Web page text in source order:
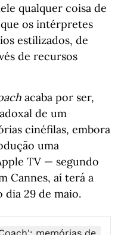
qualquer coisa de
os intérpretes
estilizados, de
de recursos
acaba por ser,
de um
cinéfilas, embora
uma
TV — segundo
Cannes, aí terá a
dia 29 de maio.